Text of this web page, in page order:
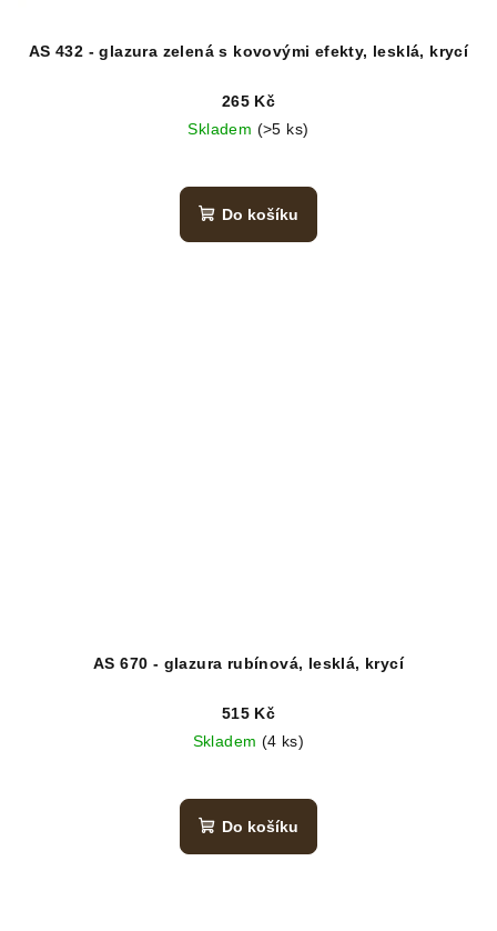
AS 432 - glazura zelená s kovovými efekty, lesklá, krycí
265 Kč
Skladem (>5 ks)
Do košíku
AS 670 - glazura rubínová, lesklá, krycí
515 Kč
Skladem (4 ks)
Do košíku